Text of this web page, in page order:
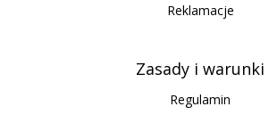
Reklamacje
Zasady i warunki
Regulamin